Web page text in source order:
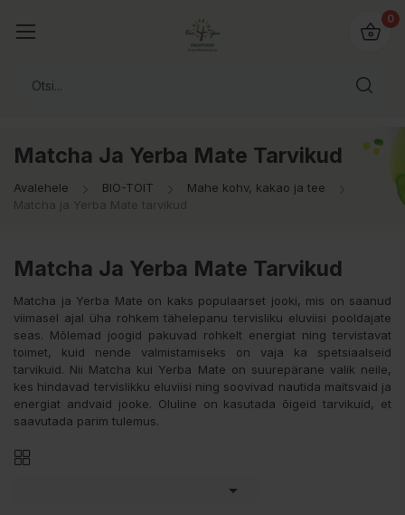
0
Matcha Ja Yerba Mate Tarvikud
Avalehele BIO-TOIT
Mahe kohv, kakao ja tee
Matcha ja Yerba Mate tarvikud
Matcha Ja Yerba Mate Tarvikud
Matcha ja Yerba Mate on kaks populaarset jooki, mis on saanud
viimasel ajal üha rohkem tähelepanu tervisliku eluviisi pooldajate
seas. Mõlemad joogid pakuvad rohkelt energiat ning tervistavat
toimet, kuid nende valmistamiseks on vaja ka spetsiaalseid
tarvikuid. Nii Matcha kui Yerba Mate on suurepärane valik neile,
kes hindavad tervislikku eluviisi ning soovivad nautida maitsvaid ja
energiat andvaid jooke. Oluline on kasutada õigeid tarvikuid, et
saavutada parim tulemus.
